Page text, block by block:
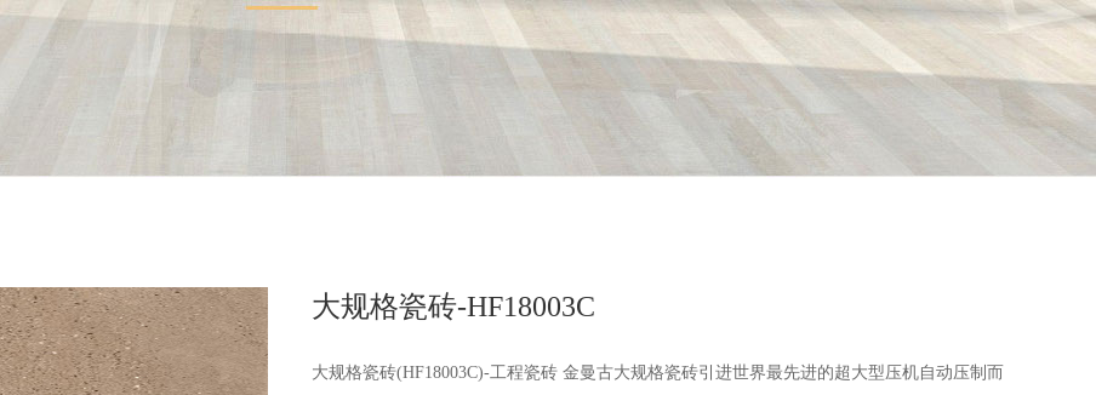
大规格瓷砖-HF18003C
大规格瓷砖(HF18003C)-工程瓷砖 金曼古大规格瓷砖引进世界最先进的超大型压机自动压制而